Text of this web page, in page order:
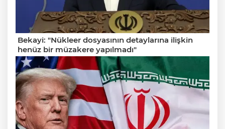
Bekayi: "Nükleer dosyasının detaylarına ilişkin
henüz bir müzakere yapılmadı"